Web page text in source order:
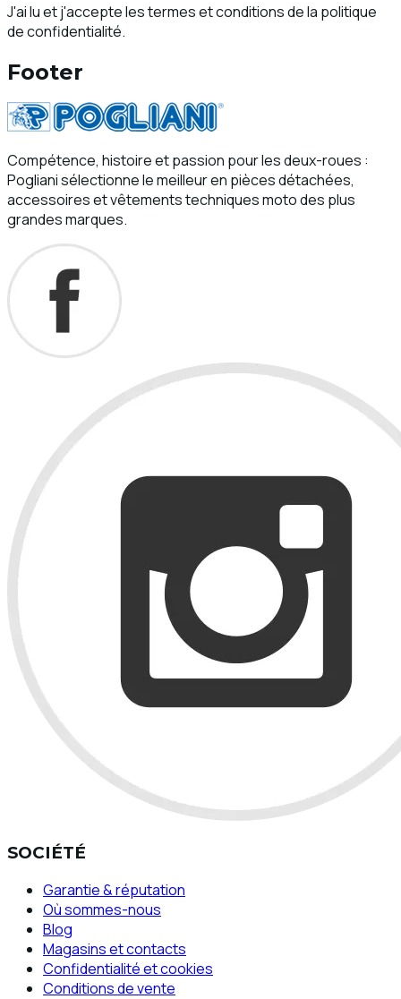
J'ai lu et j'accepte les termes et conditions de la politique
de confidentialité.
Footer
Compétence, histoire et passion pour les deux-roues :
Pogliani sélectionne le meilleur en pièces détachées,
accessoires et vêtements techniques moto des plus
grandes marques.
SOCIÉTÉ
Garantie & réputation
Où sommes-nous
Blog
Magasins et contacts
Confidentialité et cookies
Conditions de vente